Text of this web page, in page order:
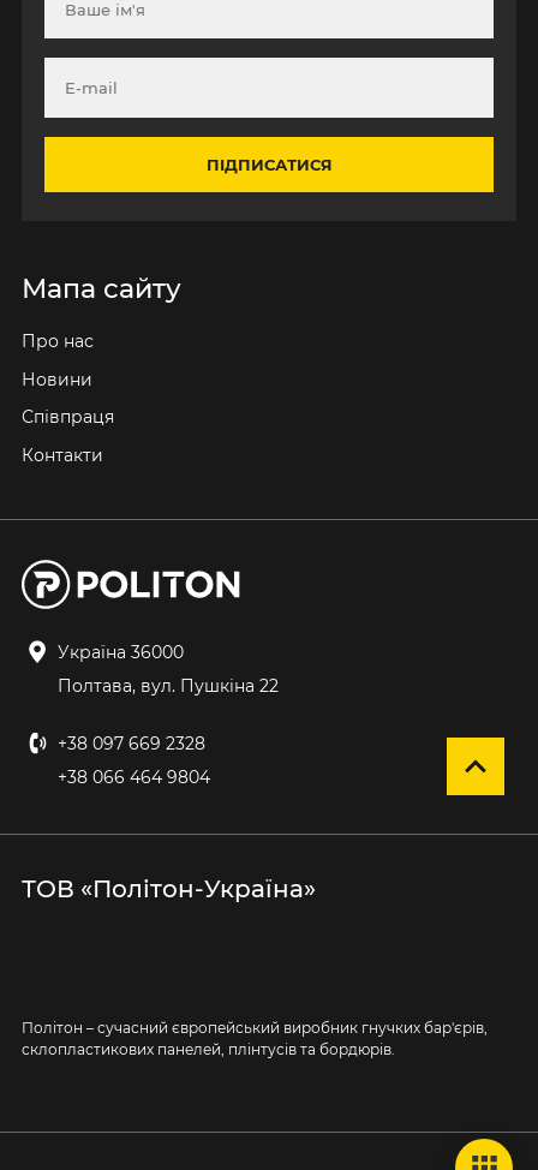
ПІДПИСАТИСЯ
Україна 36000
Полтава, вул. Пушкіна 22
+38 097 669 2328
+38 066 464 9804
Мапа сайту
Про нас
Новини
Співпраця
Контакти
ТОВ «Політон-Україна»
Політон – сучасний європейський виробник гнучких бар'єрів,
склопластикових панелей, плінтусів та бордюрів.